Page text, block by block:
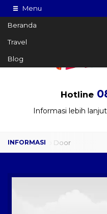
Menu
Beranda
Travel
Blog
Hotline
Informasi lebih
Travel Door to Door